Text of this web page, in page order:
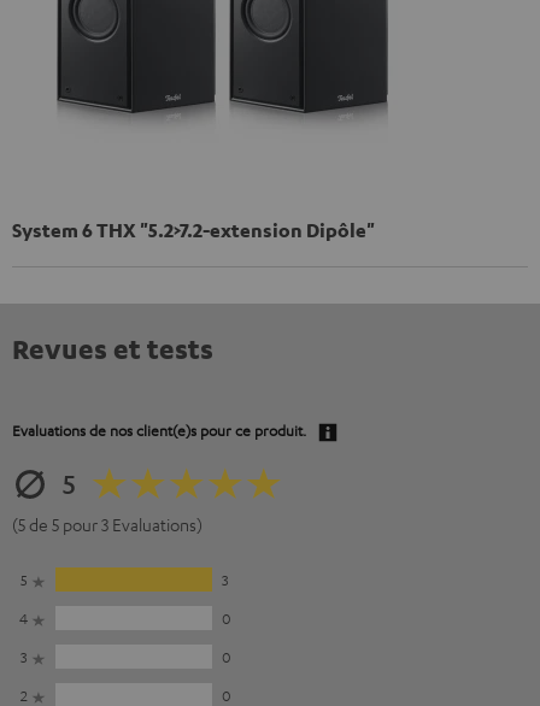
System 6 THX "5.2>7.2-extension Dipôle"
Revues et tests
Evaluations de nos client(e)s pour ce produit.
5
(5 de 5 pour 3 Evaluations)
5
3
4
0
3
0
2
0